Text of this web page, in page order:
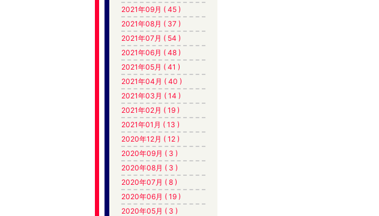
2021年09月 ( 45 )
2021年08月 ( 37 )
2021年07月 ( 54 )
2021年06月 ( 48 )
2021年05月 ( 41 )
2021年04月 ( 40 )
2021年03月 ( 14 )
2021年02月 ( 19 )
2021年01月 ( 13 )
2020年12月 ( 12 )
2020年09月 ( 3 )
2020年08月 ( 3 )
2020年07月 ( 8 )
2020年06月 ( 19 )
2020年05月 ( 3 )